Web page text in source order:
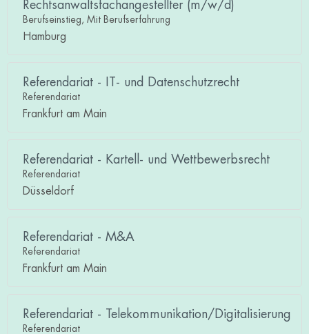
Rechtsanwaltsfachangestellter (m/w/d)
Berufseinstieg, Mit Berufserfahrung
Hamburg
Referendariat - IT- und Datenschutzrecht
Referendariat
Frankfurt am Main
Referendariat - Kartell- und Wettbewerbsrecht
Referendariat
Düsseldorf
Referendariat - M&A
Referendariat
Frankfurt am Main
Referendariat - Telekommunikation/Digitalisierung
Referendariat